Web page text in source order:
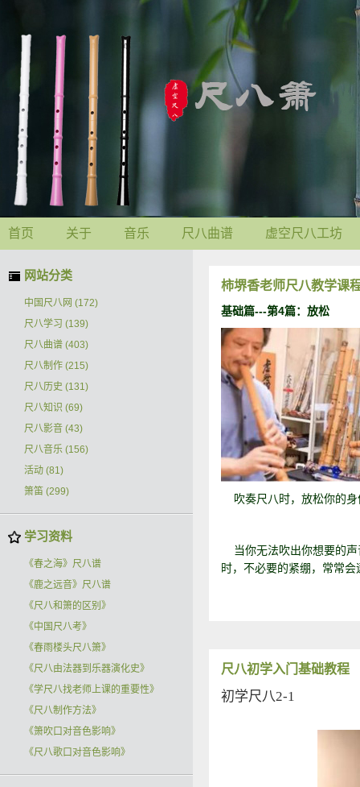
首页 关于 音乐 尺八曲谱 虚空尺八工坊
柿堺香老师尺八教学课
基础篇---第4篇：放松
吹奏尺八时，放松你的身
当你无法吹出你想要的声
时，不必要的紧绷，常常
尺八初学入门基础教程
初学尺八2-1
网站分类
中国尺八网 (172)
尺八学习 (139)
尺八曲谱 (403)
尺八制作 (215)
尺八历史 (131)
尺八知识 (69)
尺八影音 (43)
尺八音乐 (156)
活动 (81)
箫笛 (299)
学习资料
《春之海》尺八谱
《鹿之远音》尺八谱
《尺八和箫的区别》
《中国尺八考》
《春雨楼头尺八箫》
《尺八由法器到乐器演化史》
《学尺八找老师上课的重要性》
《尺八制作方法》
《箫吹口对音色影响》
《尺八歌口对音色影响》